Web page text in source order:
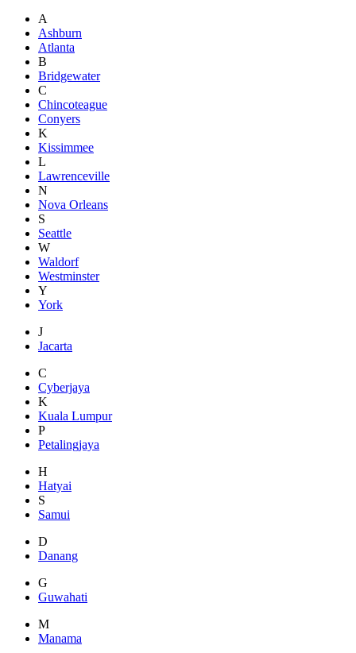
A
Ashburn
Atlanta
B
Bridgewater
C
Chincoteague
Conyers
K
Kissimmee
L
Lawrenceville
N
Nova Orleans
S
Seattle
W
Waldorf
Westminster
Y
York
J
Jacarta
C
Cyberjaya
K
Kuala Lumpur
P
Petalingjaya
H
Hatyai
S
Samui
D
Danang
G
Guwahati
M
Manama